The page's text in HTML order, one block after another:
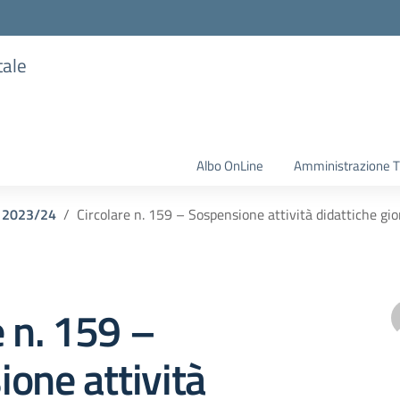
Albo OnLine Amministrazione
2023/24 Circolare n. 159 – Sospensione attività didattiche
n. 159 –
attività